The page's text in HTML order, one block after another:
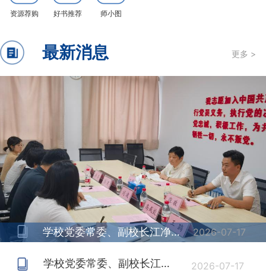
资源荐购 好书推荐 师小图
最新消息 更多 >
学校党委常委、副校长江净帆调研档案馆和图书馆 2026-07-17
学校党委常委、副校长江净帆调研档案馆和图书馆 2026-07-17